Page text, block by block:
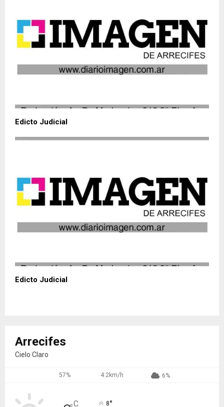
Edicto Judicial
Edicto Judicial
Arrecifes
Cielo Claro
57% 4.2km/h 6%
C 8°